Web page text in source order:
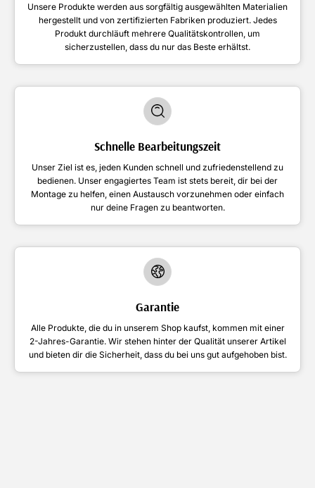
Unsere Produkte werden aus sorgfältig ausgewählten Materialien
hergestellt und von zertifizierten Fabriken produziert. Jedes
Produkt durchläuft mehrere Qualitätskontrollen, um
sicherzustellen, dass du nur das Beste erhältst.
Schnelle Bearbeitungszeit
Unser Ziel ist es, jeden Kunden schnell und zufriedenstellend zu
bedienen. Unser engagiertes Team ist stets bereit, dir bei der
Montage zu helfen, einen Austausch vorzunehmen oder einfach
nur deine Fragen zu beantworten.
Garantie
Alle Produkte, die du in unserem Shop kaufst, kommen mit einer
2-Jahres-Garantie. Wir stehen hinter der Qualität unserer Artikel
und bieten dir die Sicherheit, dass du bei uns gut aufgehoben bist.